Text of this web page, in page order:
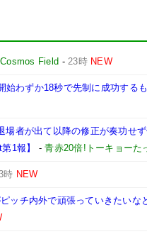
Cosmos Field -23時 NEW
始わずか18秒で先制に成功する
場者が出て以降の修正が奏功せ
1報】
-青赤20倍!トーキョーた
時 NEW
ッチ内外で頑張っていきたい